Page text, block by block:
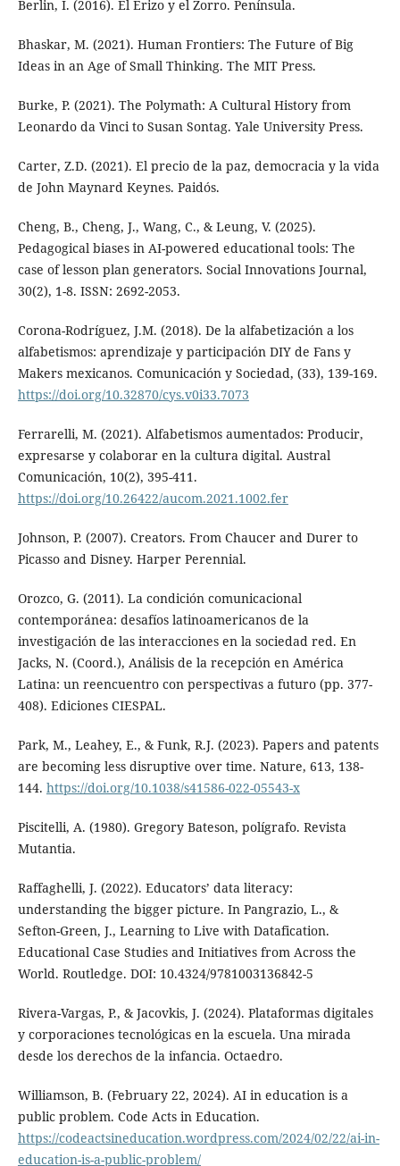
Berlin, I. (2016). El Erizo y el Zorro. Península.
Bhaskar, M. (2021). Human Frontiers: The Future of Big
Ideas in an Age of Small Thinking. The MIT Press.
Burke, P. (2021). The Polymath: A Cultural History from
Leonardo da Vinci to Susan Sontag. Yale University Press.
Carter, Z.D. (2021). El precio de la paz, democracia y la vida
de John Maynard Keynes. Paidós.
Cheng, B., Cheng, J., Wang, C., & Leung, V. (2025).
Pedagogical biases in AI-powered educational tools: The
case of lesson plan generators. Social Innovations Journal,
30(2), 1-8. ISSN: 2692-2053.
Corona-Rodríguez, J.M. (2018). De la alfabetización a los
alfabetismos: aprendizaje y participación DIY de Fans y
Makers mexicanos. Comunicación y Sociedad, (33), 139-169.
https://doi.org/10.32870/cys.v0i33.7073
Ferrarelli, M. (2021). Alfabetismos aumentados: Producir,
expresarse y colaborar en la cultura digital. Austral
Comunicación, 10(2), 395-411.
https://doi.org/10.26422/aucom.2021.1002.fer
Johnson, P. (2007). Creators. From Chaucer and Durer to
Picasso and Disney. Harper Perennial.
Orozco, G. (2011). La condición comunicacional
contemporánea: desafíos latinoamericanos de la
investigación de las interacciones en la sociedad red. En
Jacks, N. (Coord.), Análisis de la recepción en América
Latina: un reencuentro con perspectivas a futuro (pp. 377-
408). Ediciones CIESPAL.
Park, M., Leahey, E., & Funk, R.J. (2023). Papers and patents
are becoming less disruptive over time. Nature, 613, 138-
144. https://doi.org/10.1038/s41586-022-05543-x
Piscitelli, A. (1980). Gregory Bateson, polígrafo. Revista
Mutantia.
Raffaghelli, J. (2022). Educators’ data literacy:
understanding the bigger picture. In Pangrazio, L., &
Sefton-Green, J., Learning to Live with Datafication.
Educational Case Studies and Initiatives from Across the
World. Routledge. DOI: 10.4324/9781003136842-5
Rivera-Vargas, P., & Jacovkis, J. (2024). Plataformas digitales
y corporaciones tecnológicas en la escuela. Una mirada
desde los derechos de la infancia. Octaedro.
Williamson, B. (February 22, 2024). AI in education is a
public problem. Code Acts in Education.
https://codeactsineducation.wordpress.com/2024/02/22/ai-in-
education-is-a-public-problem/